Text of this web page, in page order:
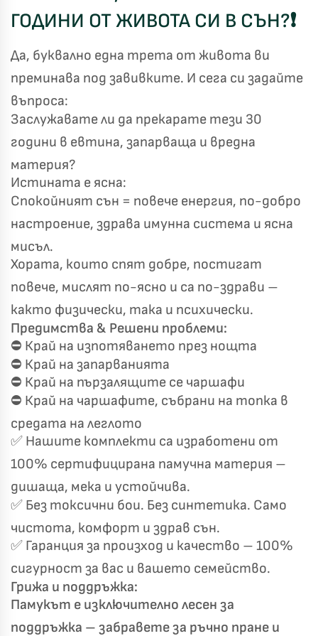
ГОДИНИ ОТ ЖИВОТА СИ В СЪН?❗
Да, буквално една трета от живота ви
преминава под завивките. И сега си задайте
въпроса:
Заслужавате ли да прекарате тези 30
години в евтина, запарваща и вредна
материя?
Истината е ясна:
Спокойният сън = повече енергия, по-добро
настроение, здрава имунна система и ясна
мисъл.
Хората, които спят добре, постигат
повече, мислят по-ясно и са по-здрави –
както физически, така и психически.
Предимства & Решени проблеми:
⛔ Край на изпотяването през нощта
⛔ Край на запарванията
⛔ Край на пързалящите се чаршафи
⛔ Край на чаршафите, събрани на топка в
средата на леглото
✅ Нашите комплекти са изработени от
100% сертифицирана памучна материя –
дишаща, мека и устойчива.
✅ Без токсични бои. Без синтетика. Само
чистота, комфорт и здрав сън.
✅ Гаранция за произход и качество – 100%
сигурност за вас и вашето семейство.
Грижа и поддръжка:
Памукът е изключително лесен за
поддръжка – забравете за ръчно пране и
🎁 Късметът избра Вас!
✦
✦
19,00 €0 €
Бяло и Небесносиньо Екрю и Бежово
Светлосиво и Антрацит ✓
Пепел от Рози